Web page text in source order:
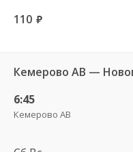
110 руб.
Кемерово АВ —
6:45
Кемерово АВ